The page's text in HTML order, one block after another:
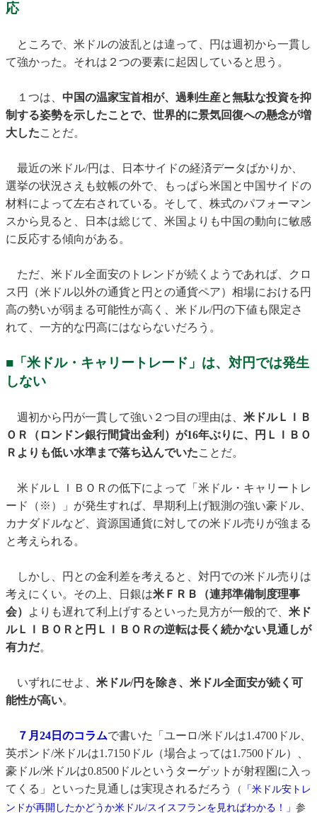
応
ところで、米ドルの波乱とは違って、円は週初から一貫し
て強かった。それは２つの要素に起因していると思う。
１つは、 中国の温家宝首相が、過剰生産と無駄な投資を抑
制する姿勢を示したことで、世界的に景気回復への懸念が増
大したことだ。
最近の米ドル/円は、日本サイドの経済データばかりか、
選挙の状況さえも蚊帳の外で、もっぱら米国と中国サイドの
材料によって左右されている。そして、株式のパフォーマン
スから見ると、日本は総じて、米国よりも中国の動向に敏感
に反応する傾向がある。
ただ、米ドル全面安のトレンドが続くようであれば、クロ
ス円（米ドル以外の通貨と円との通貨ペア）相場における円
高の勢いが弱まる可能性が高く、米ドル/円の下値も限定さ
れて、一方的な円高にはならないだろう。
■「米ドル・キャリートレード」は、対円では発生
しない
週初から円が一貫して強い２つ目の理由は、 米ドルＬＩＢ
ＯＲ（ロンドン銀行間貸出金利）が16年ぶりに、円ＬＩＢＯ
Ｒよりも低い水準まで落ち込んでいたことだ。
米ドルＬＩＢＯＲの低下によって「米ドル・キャリートレ
ード（※）」が発生すれば、早期利上げ観測の強い豪ドル、
カナダドルなど、資源国通貨に対しての米ドル売りが強まる
と考えられる。
しかし、円との金利差を考えると、対円での米ドル売りは
考えにくい。その上、日銀は米ＦＲＢ（連邦準備制度理事
会）
よりも遅れて利上げするといった見方が一般的で、 米ド
ルＬＩＢＯＲと円ＬＩＢＯＲの逆転は長く続かない見通しが
有力だ。
いずれにせよ、 米ドル/円を除き、米ドル全面安が続く可
能性が高い。
７月24日のコラムで書いた「ユーロ/米ドルは1.4700ドル、
英ポンド/米ドルは1.7150ドル（場合よっては1.7500ドル）、
豪ドル/米ドルは0.8500ドルというターゲットが射程圏に入っ
てくる」といった見通しは実現されるだろう
（
「米ドル安トレ
ンドが再開したかどうか米ドル/スイスフランを見ればわかる！」 参